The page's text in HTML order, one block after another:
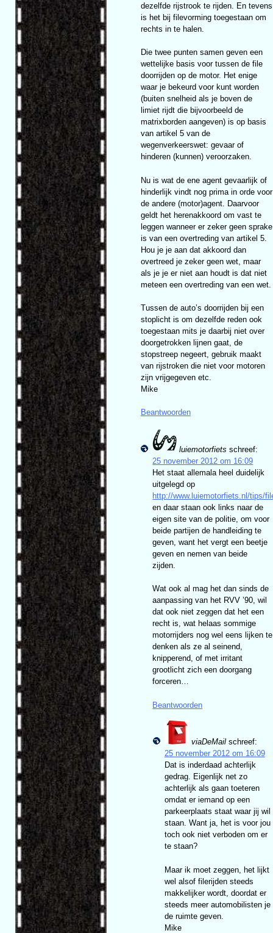
dezelfde rijstrook te rijden. En tevens
is het bij filevorming toegestaan om
rechts in te halen.
Die twee punten samen geven een
wettelijke basis voor tussen de file
doorrijden op de motor. Het enige
waar je bekeurd voor kunt worden
(buiten snelheid als je boven de
limiet rijdt die bijvoorbeeld de
matrixborden aangeven) is op basis
van artikel 5 van de
wegenverkeerswet: gevaar of
hinderen (kunnen) veroorzaken.
Nu is wat de ene agent gevaarlijk of
hinderlijk vindt nog prima in orde voor
de andere (motor)agent. Daarvoor
geldt het herenakkoord om vast te
leggen wanneer er zeker geen sprake
is van een overtreding van artikel 5.
Hou je je aan dat akkoord dan
overtreed je zeker geen wet, maar
als je je er niet aan houdt is dat niet
meteen een overtreding van een wet.
Tussen de auto’s doorrijden bij een
stoplicht is om dezelfde reden ook
toegestaan mits je daarbij niet over
doorgetrokken lijnen gaat, de
stopstreep negeert, gebruik maakt
van rijstroken die niet voor motoren
zijn vrijgegeven etc.
Mike
Beantwoorden
luiemotorfiets schreef:
25 november 2012 om 16:09
Het staat allemala heel duidelijk
uitgelegd op
http://www.luiemotorfiets.nl/tips/
en daar staan ook links naar de
eigen site van de politie, om voor
beide partijen de handleiding te
geven, want het vergt een beetje
geven en nemen van beide
zijden.
Wat ook al mag het dan sinds de
aanpassing van het RVV ’90, wil
dat ook niet zeggen dat het een
recht is, wat helaas sommige
motorrijders nog wel eens lijken te
denken als ze al seinend,
knipperend, of met irritant
grootlicht zich een doorgang
forceren…
Beantwoorden
viaDeMail schreef:
25 november 2012 om 16:09
Dat is inderdaad achterlijk
gedrag. Eigenlijk net zo
achterlijk als gaan toeteren
omdat er iemand op een
parkeerplaats staat waar jij wil
staan. Want ja, het is voor jou
toch ook niet verboden om er
te staan?
Maar ik moet zeggen, het lijkt
wel alsof filerijden steeds
makkelijker wordt, doordat er
steeds meer automobilisten je
de ruimte geven.
Mike